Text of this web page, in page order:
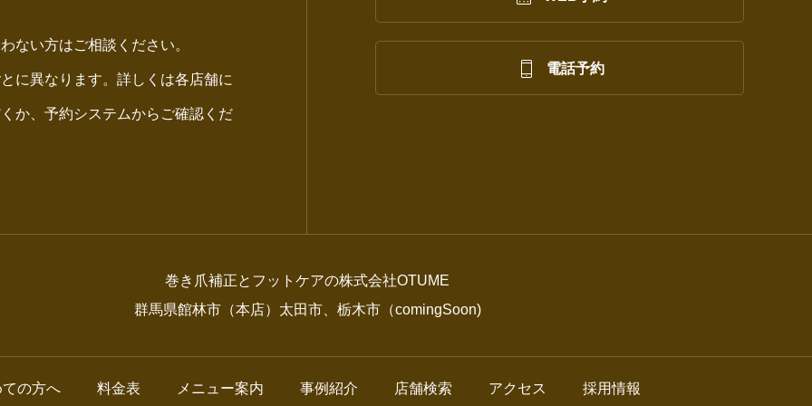
ない方はご相談ください。
に異なります。詳しくは各店舗に
か、予約システムからご確認くだ
 電話予約
巻き爪補正とフットケアの株式会社OTUME
群馬県館林市（本店）太田市、栃木市（comingSoon)
の方へ 料金表 メニュー案内 事例紹介 店舗検索 アクセス 採用情報